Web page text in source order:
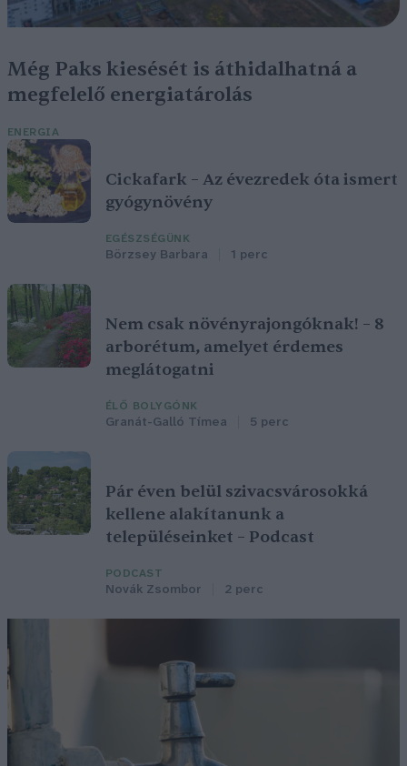
Még Paks kiesését is áthidalhatná a
megfelelő energiatárolás
ENERGIA
Cickafark – Az évezredek óta ismert
gyógynövény
EGÉSZSÉGÜNK
Börzsey Barbara 1 perc
Nem csak növényrajongóknak! – 8
arborétum, amelyet érdemes
meglátogatni
ÉLŐ BOLYGÓNK
Granát-Galló Tímea 5 perc
Pár éven belül szivacsvárosokká
kellene alakítanunk a
településeinket – Podcast
PODCAST
Novák Zsombor 2 perc